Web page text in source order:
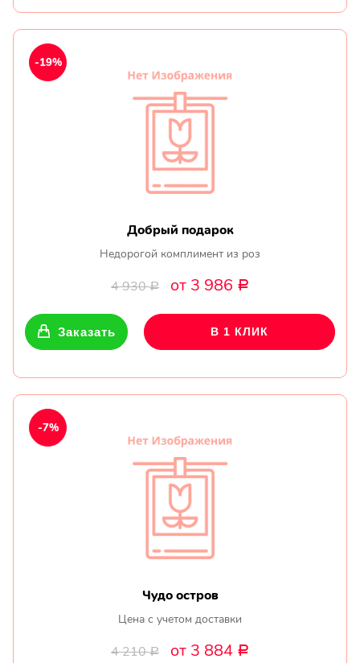
Добрый подарок
Недорогой комплимент из роз
4 930Р от 3 986 Р
-19%
Заказать В 1 КЛИК
Чудо остров
Цена с учетом доставки
4 210Р от 3 884 Р
-7%